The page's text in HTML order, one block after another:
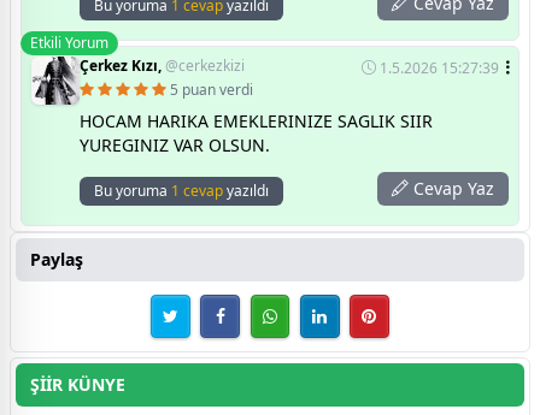
Bu yoruma 1 cevapyazıldı
Etkili Yorum
Çerkez Kızı,@cerkezkizi
1.5.2026 15:27:39
5 puan verdi
HOCAM HARIKA EMEKLERINIZE SAGLIK SIIR
YUREGINIZ VAR OLSUN.
Bu yoruma 1 cevapyazıldı Cevap Yaz
Paylaş
ŞİİR KÜNYE